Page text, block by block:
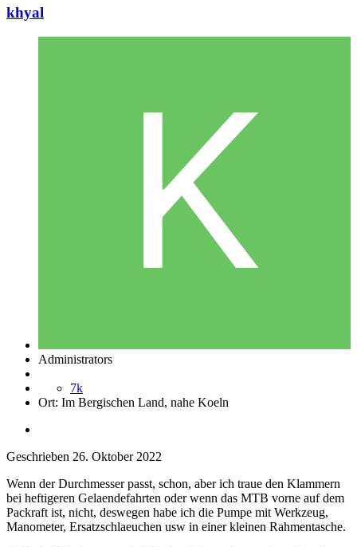
khyal
Administrators
7k
Ort: Im Bergischen Land, nahe Koeln
Geschrieben 26. Oktober 2022
Wenn der Durchmesser passt, schon, aber ich traue den Klammern
bei heftigeren Gelaendefahrten oder wenn das MTB vorne auf dem
Packraft ist, nicht, deswegen habe ich die Pumpe mit Werkzeug,
Manometer, Ersatzschlaeuchen usw in einer kleinen Rahmentasche.